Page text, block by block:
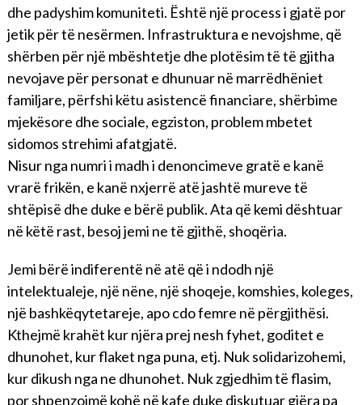
dhe padyshim komuniteti. Është një process i gjatë por
jetik për të nesërmen. Infrastruktura e nevojshme, që
shërben për një mbështetje dhe plotësim të të gjitha
nevojave për personat e dhunuar në marrëdhëniet
familjare, përfshi këtu asistencë financiare, shërbime
mjekësore dhe sociale, egziston, problem mbetet
sidomos strehimi afatgjatë.
Nisur nga numri i madh i denoncimeve gratë e kanë
vrarë frikën, e kanë nxjerrë atë jashtë mureve të
shtëpisë dhe duke e bërë publik. Ata që kemi dështuar
në këtë rast, besoj jemi ne të gjithë, shoqëria.
Jemi bërë indiferentë në atë që i ndodh një
intelektualeje, një nëne, një shoqeje, komshies, koleges,
një bashkëqytetareje, apo cdo femre në përgjithësi.
Kthejmë krahët kur njëra prej nesh fyhet, goditet e
dhunohet, kur flaket nga puna, etj. Nuk solidarizohemi,
kur dikush nga ne dhunohet. Nuk zgjedhim të flasim,
por shpenzojmë kohë në kafe duke diskutuar gjëra pa